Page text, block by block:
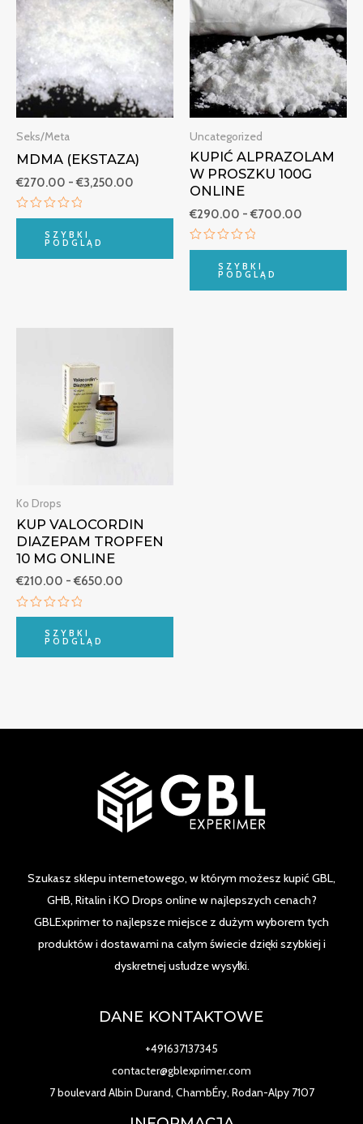
Seks/Meta
MDMA (EKSTAZA)
€270.00 - €3,250.00
€270.00
do
€3,250.00
Oceniono
SZYBKI
PODGLĄD
Uncategorized
KUPIĆ ALPRAZOLAM
W PROSZKU 100G
ONLINE
€290.00 - €700.00
€290.00
do
€700.00
Oceniono
SZYBKI
PODGLĄD
Ko Drops
KUP VALOCORDIN
DIAZEPAM TROPFEN
10 MG ONLINE
€210.00 - €650.00
Oceniono
SZYBKI
PODGLĄD
Szukasz sklepu internetowego, w którym możesz kupić GBL,
GHB, Ritalin i KO Drops online w najlepszych cenach?
GBLExprimer to najlepsze miejsce z dużym wyborem tych
produktów i dostawami na całym świecie dzięki szybkiej i
dyskretnej usłudze wysyłki.
DANE KONTAKTOWE
+491637137345
contacter@gblexprimer.com
7 boulevard Albin Durand, ChambÉry, Rodan-Alpy 7107